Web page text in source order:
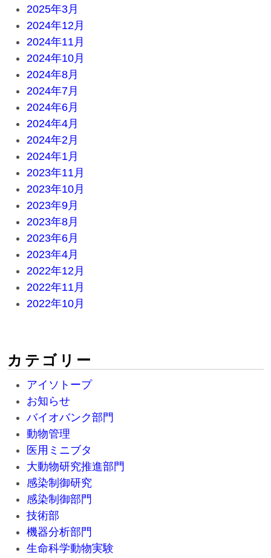
2025年3月
2024年12月
2024年11月
2024年10月
2024年8月
2024年7月
2024年6月
2024年4月
2024年2月
2024年1月
2023年11月
2023年10月
2023年9月
2023年8月
2023年6月
2023年4月
2022年12月
2022年11月
2022年10月
カテゴリー
アイソトープ
お知らせ
バイオバンク部門
動物管理
医用ミニブタ
大動物研究推進部門
感染制御研究
感染制御部門
技術部
機器分析部門
生命科学動物実験